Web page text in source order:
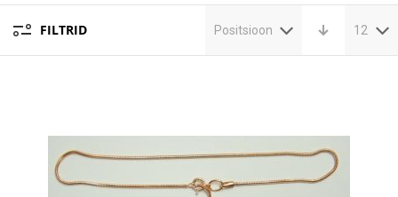
FILTRID Positsioon 12